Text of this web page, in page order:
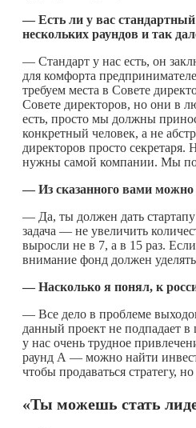
— Есть ли у вас
нескольких раундов и так
— Стандарт у нас есть, он
для комфорта
требуем места в Совете
Совете директоров, но они в
есть, просто мы должны
конкретный человек, а не
директоров просто
нужны самой компании. Мы
— Из сказанного вами можно
— Да, ты должен дать стартапу
задача — не увеличить
выросли не в 7, а в 15 раз.
внимание фонд должен
— Насколько я понял, к
— Все дело в проблеме
данный проект не подпадает в
у нас очень трудное
раунд А — можно найти
чтобы продаваться стратегу,
«Ты можешь стать